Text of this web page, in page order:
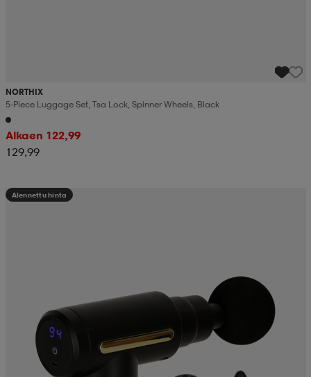
NORTHIX
5-Piece Luggage Set, Tsa Lock, Spinner Wheels, Black
Alkaen 122,99
129,99
Alennettu hinta